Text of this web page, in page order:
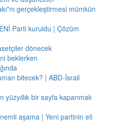
gerçekleştirmesi mümkün
Parti kuruldu | Çözüm
dönecek
beklerken
bitecek? | ABD-İsrail
yüzyıllık bir sayfa kapanmak
aşama | Yeni partinin eli